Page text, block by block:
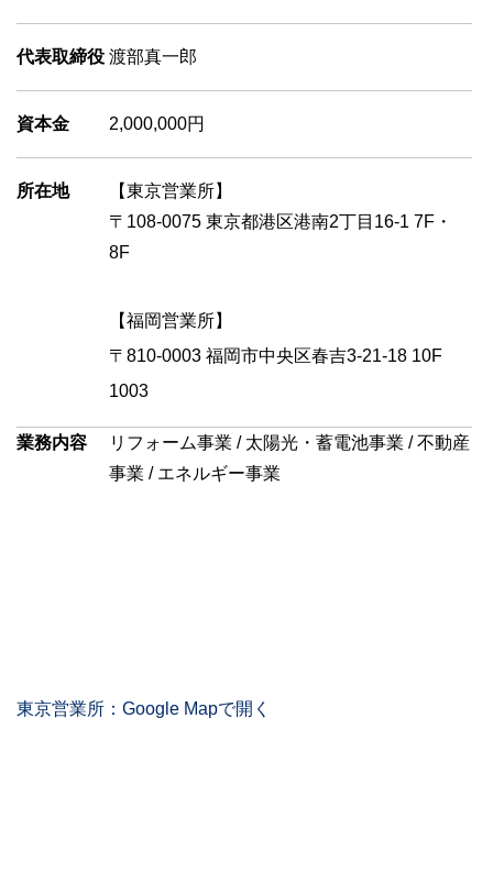
代表取締役 渡部真一郎
資本金 2,000,000円
所在地
【東京営業所】
〒108-0075 東京都港区港南2丁目16-1 7F・
8F
【福岡営業所】
〒810-0003 福岡市中央区春吉3-21-18 10F
1003
業務内容
リフォーム事業 / 太陽光・蓄電池事業 / 不動産
事業 / エネルギー事業
東京営業所：Google Mapで開く